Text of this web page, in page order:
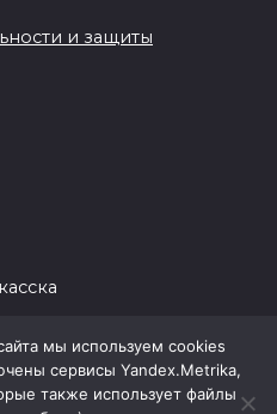
и защиты
мы используем cookies
сервисы Yandex.Metrika,
также использует файлы